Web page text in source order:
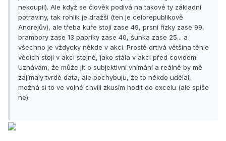
nekoupil). Ale když se člověk podívá na takové ty základní
potraviny, tak rohlík je dražší (ten je celorepublikově
Andrejův), ale třeba kuře stojí zase 49, prsní řízky zase 99,
brambory zase 13 papriky zase 40, šunka zase 25... a
všechno je vždycky někde v akci. Prostě drtivá většina těhle
věcích stojí v akci stejně, jako stála v akci před covidem.
Uznávám, že může jít o subjektivní vnímání a reálně by mě
zajímaly tvrdé data, ale pochybuju, že to někdo udělal,
možná si to ve volné chvíli zkusím hodit do excelu (ale spíše
ne).